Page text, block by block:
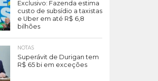
Exclusivo: Fazenda estima
custo de subsídio a taxistas
e Uber em até R$ 6,8
bilhões
NOTAS
Superávit de Durigan tem
R$ 65 bi em exceções